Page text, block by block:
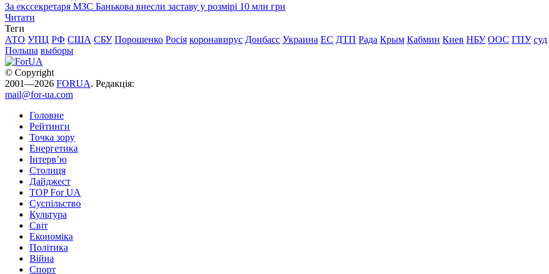
За екссекретаря МЗС Банькова внесли заставу у розмірі 10 млн грн
Читати
Теги
АТО УПЦ РФ США СБУ Порошенко Росія коронавирус Донбасс Украина ЕС ДТП Рада Крым Кабмин Киев НБУ ООС ГПУ суд
Польша выборы
© Copyright
2001—2026 FORUA. Редакція:
mail@for-ua.com
Головне
Рейтинги
Точка зору
Енергетика
Інтерв’ю
Столиця
Дайджест
TOP For UA
Суспiльство
Культура
Світ
Економіка
Політика
Війна
Спорт